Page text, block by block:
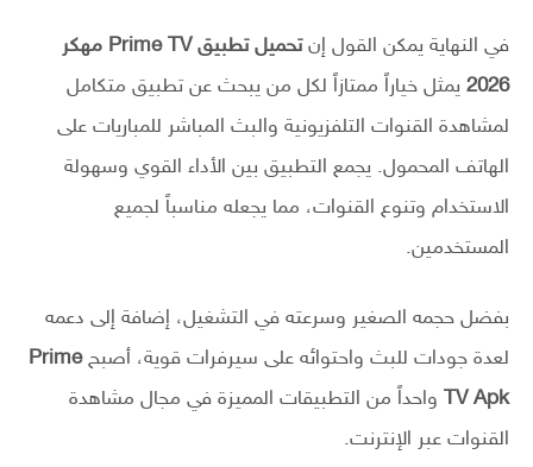
في النهاية يمكن القول إن
تحميل تطبيق Prime TV مهكر
2026 يمثل خياراً ممتازاً لكل من يبحث عن تطبيق متكامل
لمشاهدة القنوات التلفزيونية والبث المباشر للمباريات على
الهاتف المحمول. يجمع التطبيق بين الأداء القوي وسهولة
الاستخدام وتنوع القنوات، مما يجعله مناسباً لجميع
المستخدمين.
بفضل حجمه الصغير وسرعته في التشغيل، إضافة إلى دعمه
لعدة جودات للبث واحتوائه على سيرفرات قوية، أصبحPrime
TV Apk واحداً من التطبيقات المميزة في مجال مشاهدة
القنوات عبر الإنترنت.